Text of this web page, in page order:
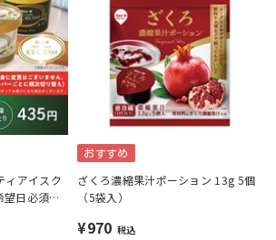
ィアイスク
望日必須※
おすすめ
ざくろ濃縮果汁ポーション 13g 5個
（5袋入）
¥970 税込